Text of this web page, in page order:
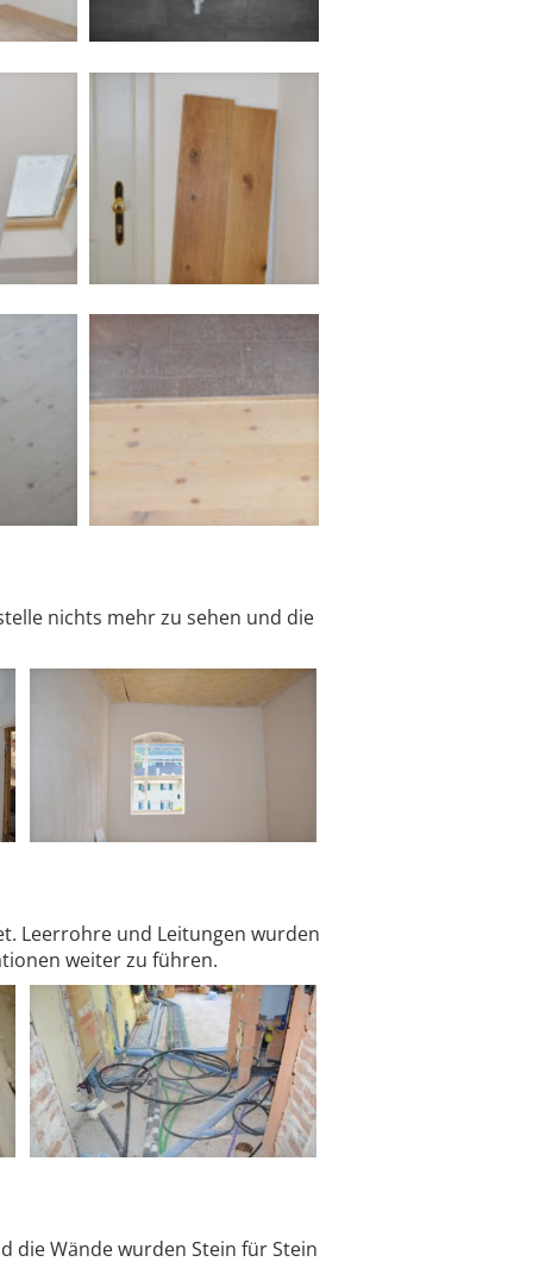
nichts mehr zu sehen und die
Leerrohre und Leitungen wurden
weiter zu führen.
die Wände wurden Stein für Stein